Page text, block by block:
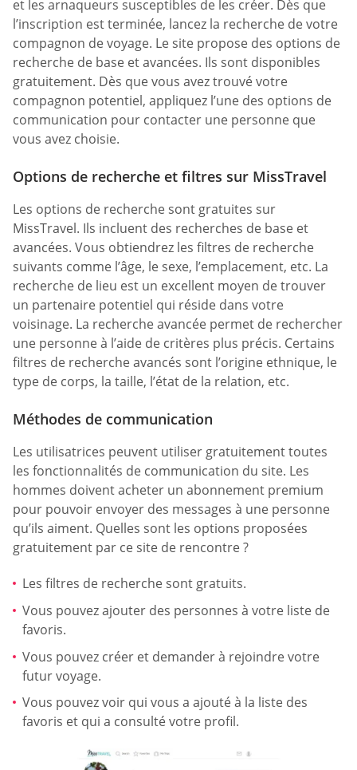
et les arnaqueurs susceptibles de les créer. Dès que
l’inscription est terminée, lancez la recherche de votre
compagnon de voyage. Le site propose des options de
recherche de base et avancées. Ils sont disponibles
gratuitement. Dès que vous avez trouvé votre
compagnon potentiel, appliquez l’une des options de
communication pour contacter une personne que
vous avez choisie.
Options de recherche et filtres sur MissTravel
Les options de recherche sont gratuites sur
MissTravel. Ils incluent des recherches de base et
avancées. Vous obtiendrez les filtres de recherche
suivants comme l’âge, le sexe, l’emplacement, etc. La
recherche de lieu est un excellent moyen de trouver
un partenaire potentiel qui réside dans votre
voisinage. La recherche avancée permet de rechercher
une personne à l’aide de critères plus précis. Certains
filtres de recherche avancés sont l’origine ethnique, le
type de corps, la taille, l’état de la relation, etc.
Méthodes de communication
Les utilisatrices peuvent utiliser gratuitement toutes
les fonctionnalités de communication du site. Les
hommes doivent acheter un abonnement premium
pour pouvoir envoyer des messages à une personne
qu’ils aiment. Quelles sont les options proposées
gratuitement par ce site de rencontre ?
Les filtres de recherche sont gratuits.
Vous pouvez ajouter des personnes à votre liste de
favoris.
Vous pouvez créer et demander à rejoindre votre
futur voyage.
Vous pouvez voir qui vous a ajouté à la liste des
favoris et qui a consulté votre profil.